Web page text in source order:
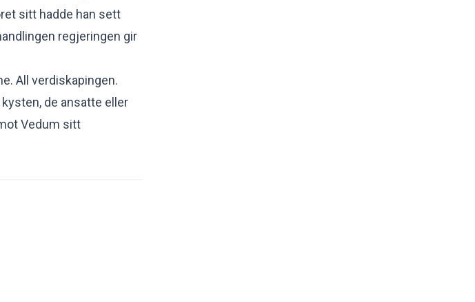
sitt hadde han sett
regjeringen gir
All verdiskapingen.
de ansatte eller
Vedum sitt